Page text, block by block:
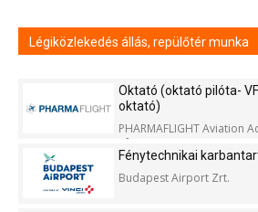
Légiközlekedés állás, repülőtér munka
Oktató (oktató pilóta-
oktató)
PHARMAFLIGHT Aviation
Kft.
Fénytechnikai
Budapest Airport Zrt.